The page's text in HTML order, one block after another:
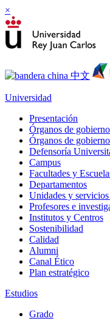
×
Universidad
Presentación
Órganos de
Órganos de
Defensoría
Campus
Facultades y
Departamentos
Unidades y servicios
Profesores e
Institutos y Centros
Sostenibilidad
Calidad
Alumni
Canal Ético
Plan estratégico
Estudios
Grado